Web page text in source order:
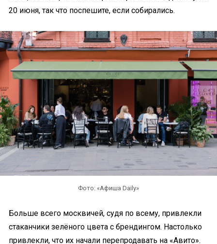
20 июня, так что поспешите, если собирались.
Фото: «Афиша Daily»
Больше всего москвичей, судя по всему, привлекли
стаканчики зелёного цвета с брендингом. Настолько
привлекли, что их начали перепродавать на «Авито».